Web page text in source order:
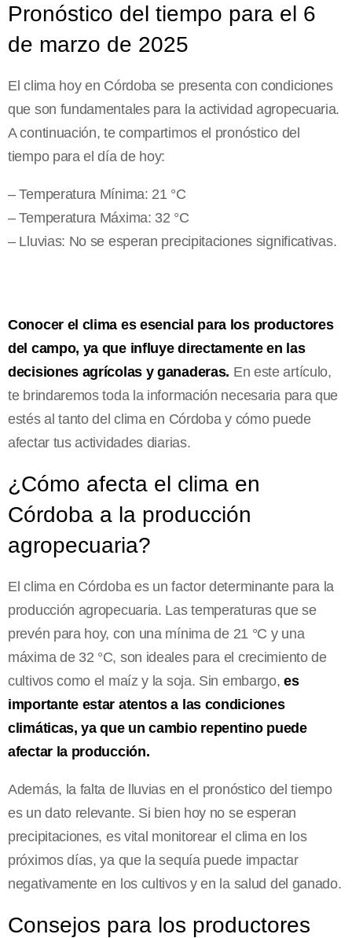
Pronóstico del tiempo para el 6
de marzo de 2025
El clima hoy en Córdoba se presenta con condiciones
que son fundamentales para la actividad agropecuaria.
A continuación, te compartimos el pronóstico del
tiempo para el día de hoy:
– Temperatura Mínima: 21 °C
– Temperatura Máxima: 32 °C
– Lluvias: No se esperan precipitaciones significativas.
Conocer el clima es esencial para los productores
del campo, ya que influye directamente en las
decisiones agrícolas y ganaderas. En este artículo,
te brindaremos toda la información necesaria para que
estés al tanto del clima en Córdoba y cómo puede
afectar tus actividades diarias.
¿Cómo afecta el clima en
Córdoba a la producción
agropecuaria?
El clima en Córdoba es un factor determinante para la
producción agropecuaria. Las temperaturas que se
prevén para hoy, con una mínima de 21 °C y una
máxima de 32 °C, son ideales para el crecimiento de
cultivos como el maíz y la soja. Sin embargo,es
importante estar atentos a las condiciones
climáticas, ya que un cambio repentino puede
afectar la producción.
Además, la falta de lluvias en el pronóstico del tiempo
es un dato relevante. Si bien hoy no se esperan
precipitaciones, es vital monitorear el clima en los
próximos días, ya que la sequía puede impactar
negativamente en los cultivos y en la salud del ganado.
Consejos para los productores